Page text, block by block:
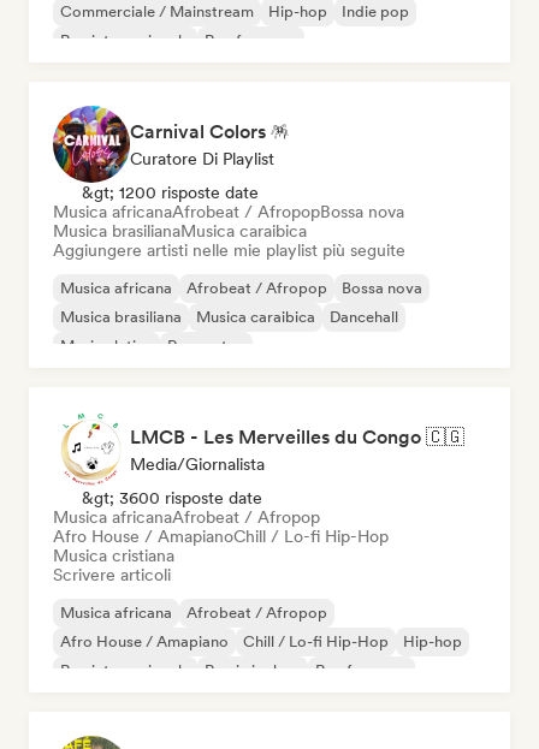
Commerciale / Mainstream Hip-hop
Indie pop
Rap internazionale
Rap francese
Carnival Colors 🪅
Curatore Di Playlist
&gt; 1200 risposte date
Musica africanaAfrobeat / AfropopBossa nova
Musica brasilianaMusica caraibica
Aggiungere artisti nelle mie playlist più seguite
Musica africana Afrobeat / Afropop
Bossa nova
Musica brasiliana
Musica caraibica
Dancehall
Musica latina
Reggaeton
LMCB - Les Merveilles du Congo 🇨🇬
Media/Giornalista
&gt; 3600 risposte date
Musica africanaAfrobeat / Afropop
Afro House / AmapianoChill / Lo-fi Hip-Hop
Musica cristiana
Scrivere articoli
Musica africana
Afrobeat / Afropop
Afro House / Amapiano
Chill / Lo-fi Hip-Hop
Hip-hop
Rap internazionale
Rap in inglese Rap francese